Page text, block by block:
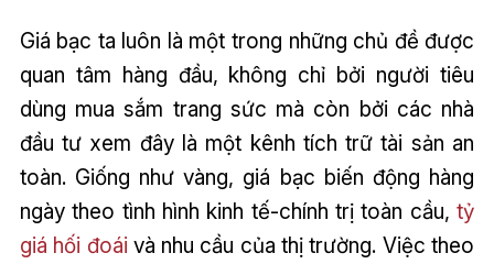
Giá bạc ta luôn là một trong những chủ đề được
quan tâm hàng đầu, không chỉ bởi người tiêu
dùng mua sắm trang sức mà còn bởi các nhà
đầu tư xem đây là một kênh tích trữ tài sản an
toàn. Giống như vàng, giá bạc biến động hàng
ngày theo tình hình kinh tế-chính trị toàn cầu,tỷ
giá hối đoái và nhu cầu của thị trường. Việc theo